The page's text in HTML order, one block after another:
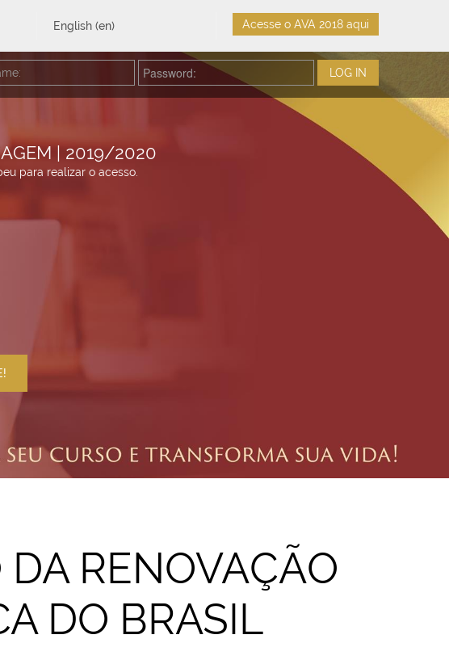
English ‎(en)‎
| 2019/2020
para realizar o acesso.
RENOVAÇÃO
DO BRASIL